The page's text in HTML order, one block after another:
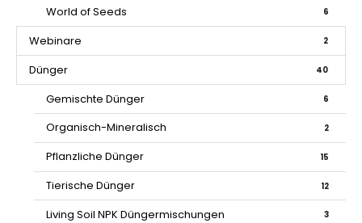
World of Seeds 6
Webinare 2
Dünger 40
Gemischte Dünger 6
Organisch-Mineralisch 2
Pflanzliche Dünger 15
Tierische Dünger 12
Living Soil NPK Düngermischungen 3